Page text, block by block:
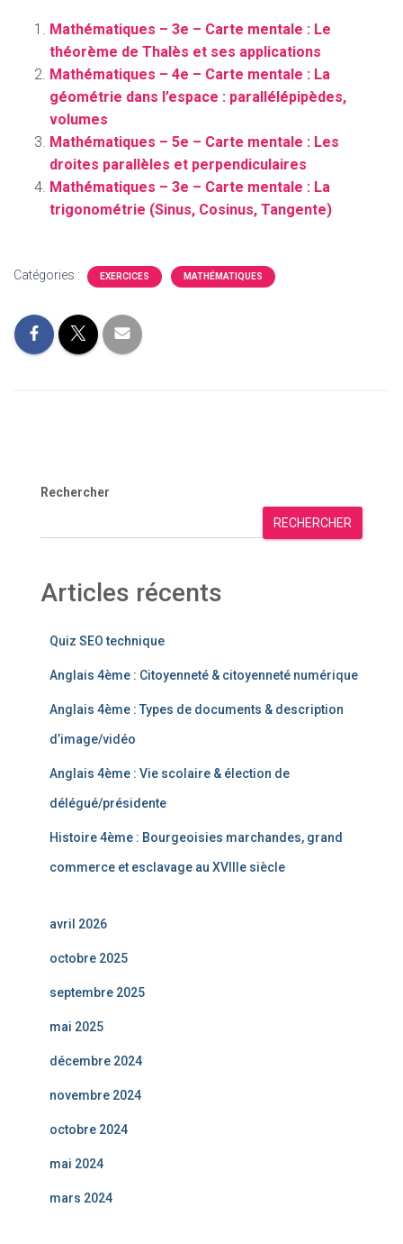
Mathématiques – 3e – Carte mentale : Le
théorème de Thalès et ses applications
Mathématiques – 4e – Carte mentale : La
géométrie dans l’espace : parallélépipèdes,
volumes
Mathématiques – 5e – Carte mentale : Les
droites parallèles et perpendiculaires
Mathématiques – 3e – Carte mentale : La
trigonométrie (Sinus, Cosinus, Tangente)
Catégories : EXERCICES MATHÉMATIQUES
Rechercher
RECHERCHER
Articles récents
Quiz SEO technique
Anglais 4ème : Citoyenneté & citoyenneté numérique
Anglais 4ème : Types de documents & description
d’image/vidéo
Anglais 4ème : Vie scolaire & élection de
délégué/présidente
Histoire 4ème : Bourgeoisies marchandes, grand
commerce et esclavage au XVIIIe siècle
avril 2026
octobre 2025
septembre 2025
mai 2025
décembre 2024
novembre 2024
octobre 2024
mai 2024
mars 2024